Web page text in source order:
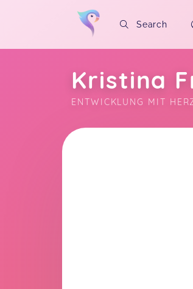
Search
Kristina
ENTWICKLUNG MIT
Soon you will learn more